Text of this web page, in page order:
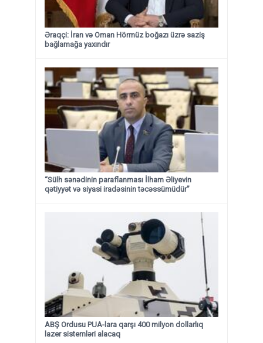
Əraqçi: İran və Oman Hörmüz boğazı üzrə saziş
bağlamağa yaxındır
“Sülh sənədinin paraflanması İlham Əliyevin
qətiyyət və siyasi iradəsinin təcəssümüdür”
ABŞ Ordusu PUA-lara qarşı 400 milyon dollarlıq
lazer sistemləri alacaq